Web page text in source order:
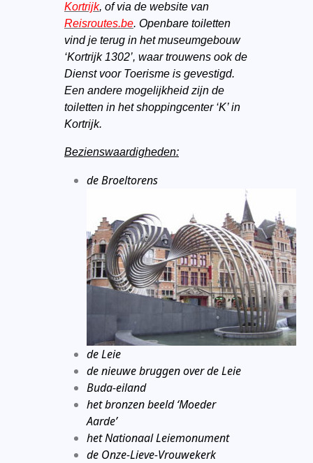
Kortrijk, of via de website van
Reisroutes.be. Openbare toiletten
vind je terug in het museumgebouw
‘Kortrijk 1302’, waar trouwens ook de
Dienst voor Toerisme is gevestigd.
Een andere mogelijkheid zijn de
toiletten in het shoppingcenter ‘K’ in
Kortrijk.
Bezienswaardigheden:
de Broeltorens
de Leie
de nieuwe bruggen over de Leie
Buda-eiland
het bronzen beeld ‘Moeder
Aarde’
het Nationaal Leiemonument
de Onze-Lieve-Vrouwekerk